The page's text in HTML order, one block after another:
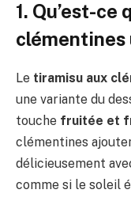
1. Qu’est-
clémentines
Le tiramisu aux
une variante du
touche fruitée et
clémentines
délicieusement
comme si le soleil